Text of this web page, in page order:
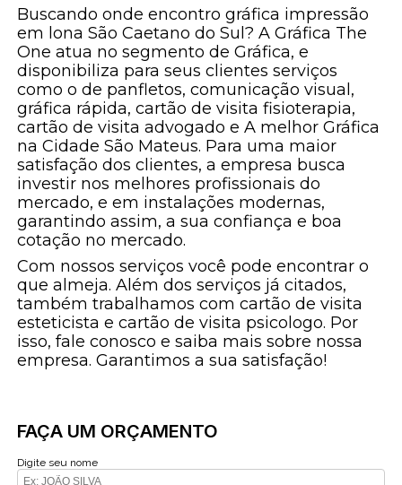
Buscando onde encontro gráfica impressão
em lona São Caetano do Sul? A Gráfica The
One atua no segmento de Gráfica, e
disponibiliza para seus clientes serviços
como o de panfletos, comunicação visual,
gráfica rápida, cartão de visita fisioterapia,
cartão de visita advogado e A melhor Gráfica
na Cidade São Mateus. Para uma maior
satisfação dos clientes, a empresa busca
investir nos melhores profissionais do
mercado, e em instalações modernas,
garantindo assim, a sua confiança e boa
cotação no mercado.
Com nossos serviços você pode encontrar o
que almeja. Além dos serviços já citados,
também trabalhamos com cartão de visita
esteticista e cartão de visita psicologo. Por
isso, fale conosco e saiba mais sobre nossa
empresa. Garantimos a sua satisfação!
FAÇA UM ORÇAMENTO
Digite seu nome